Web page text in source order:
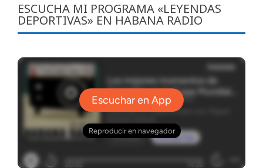
ESCUCHA MI PROGRAMA «LEYENDAS
DEPORTIVAS» EN HABANA RADIO